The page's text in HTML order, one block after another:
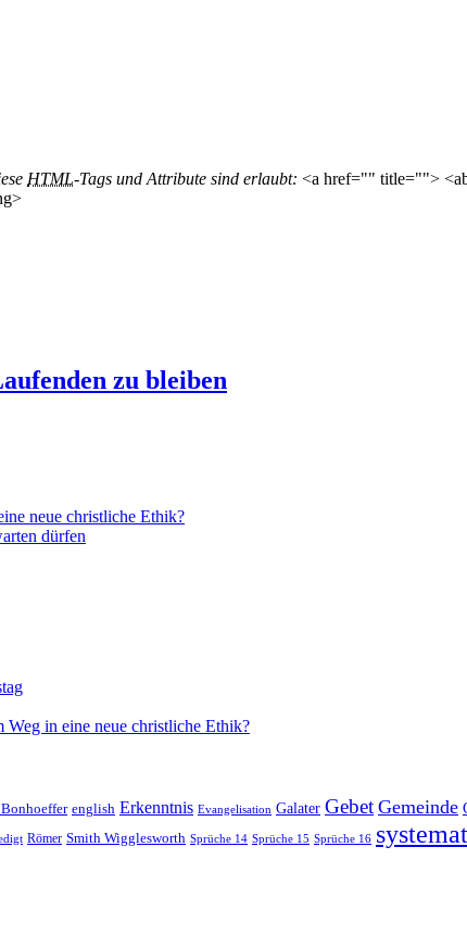
HTML-Tags und Attribute sind erlaubt: <a href="" title="">
zu bleiben
neue christliche Ethik?
dürfen
in eine neue christliche Ethik?
english Erkenntnis Evangelisation Galater Gebet Gemeinde
Römer Smith Wigglesworth Sprüche 14 Sprüche 15 Sprüche 16